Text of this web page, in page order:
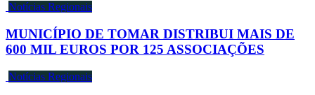
Notícias Regionais
MUNICÍPIO DE TOMAR DISTRIBUI MAIS DE
600 MIL EUROS POR 125 ASSOCIAÇÕES
Notícias Regionais